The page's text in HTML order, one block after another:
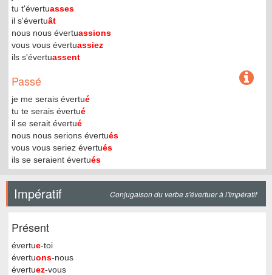
tu t'évertuasses
il s'évertuât
nous nous évertuassions
vous vous évertuassiez
ils s'évertuassent
Passé
je me serais évertué
tu te serais évertué
il se serait évertué
nous nous serions évertués
vous vous seriez évertués
ils se seraient évertués
Impératif Conjugaison du verbe s'évertuer à l'Impératif
Présent
évertue-toi
évertuons-nous
évertuez-vous